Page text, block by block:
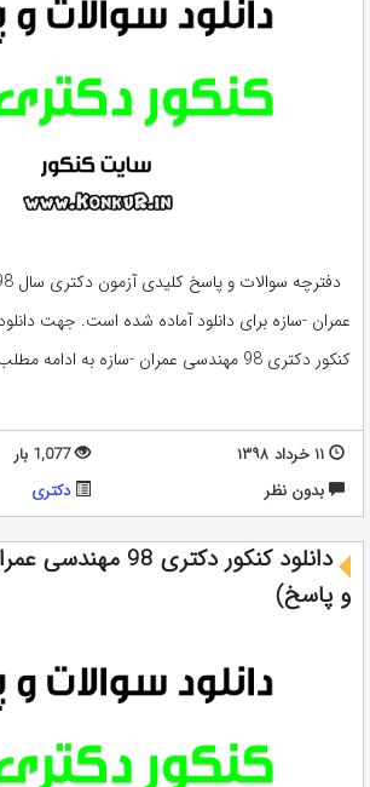
عمران -سازه برای دانلود آماده شده است. جهت
کنکور دکتری 98 مهندسی عمران -سازه به ادامه مطلب بروید. ...
۱۱ خرداد ۱۳۹۸
1,077 بار
بدون نظر
دکتری
دانلود کنکور دکتری
و پاسخ)